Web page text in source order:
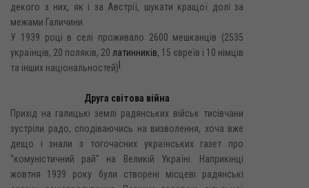
декого з них, як і за Австрії, шукати кращої долі за
межами Галичини.
У 1939 році в селі проживало 2600 мешканців (2535
українців, 20 поляків, 20 латинників, 15 євреїв і 10 німців
та інших національностей)
Друга світова війна
Прихід на галицькі землі радянських військ тисівчани
зустріли радо, сподіваючись на визволення, хоча вже
дещо і знали з тогочасних українських газет про
"комуністичний рай" на Великій Україні. Наприкінці
жовтня 1939 року були створені місцеві радянські